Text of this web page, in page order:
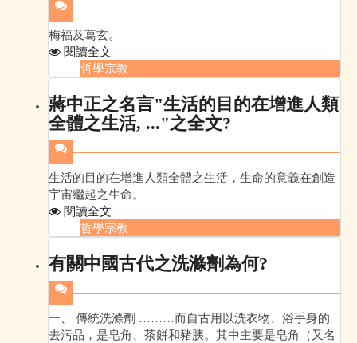
梅福及葛玄。
閱讀全文
哲學宗教
蔣中正之名言"生活的目的在增進人類
全體之生活, ..."之全文?
生活的目的在增進人類全體之生活，生命的意義在創造
宇宙繼起之生命。
閱讀全文
哲學宗教
有關中國古代之洗滌劑為何?
一、 傳統洗滌劑 ………而自古用以洗衣物、浴手身的
去污品，是皂角、茶餅和豬胰。其中主要是皂角（又名